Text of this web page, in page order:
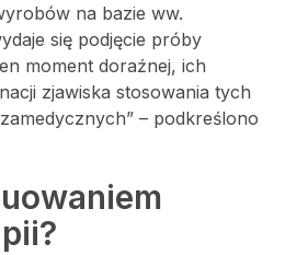
na bazie ww.
się podjęcie próby
moment doraźnej, ich
zjawiska stosowania tych
– podkreślono